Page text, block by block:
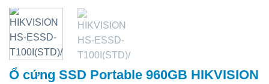
Ổ cứng SSD Portable 960GB HIKVISION